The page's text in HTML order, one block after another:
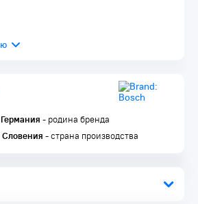
Германия - родина бренда
Словения - страна производства